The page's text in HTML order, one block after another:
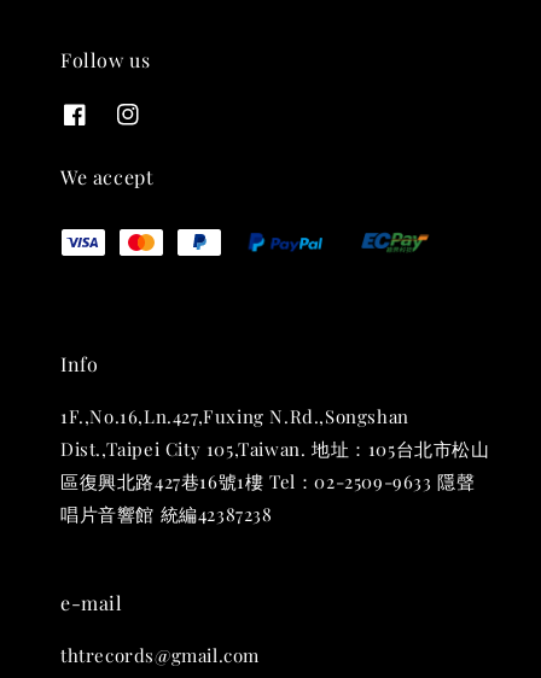
THT 九週年 唱片墊 (2入一組)
NT$ 480
Follow us
We accept
Info
1F.,No.16,Ln.427,Fuxing N.Rd.,Songshan
Dist.,Taipei City 105,Taiwan. 地址：105台北市松山
區復興北路427巷16號1樓 Tel：02-2509-9633 隱聲
唱片音響館 統編42387238
e-mail
thtrecords@gmail.com